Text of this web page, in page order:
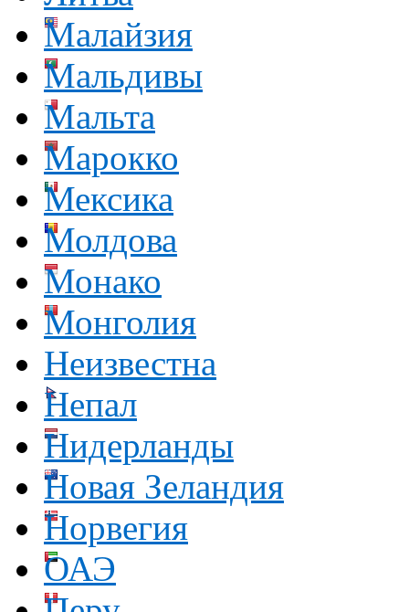
Малайзия
Мальдивы
Мальта
Марокко
Мексика
Молдова
Монако
Монголия
Неизвестна
Непал
Нидерланды
Новая Зеландия
Норвегия
ОАЭ